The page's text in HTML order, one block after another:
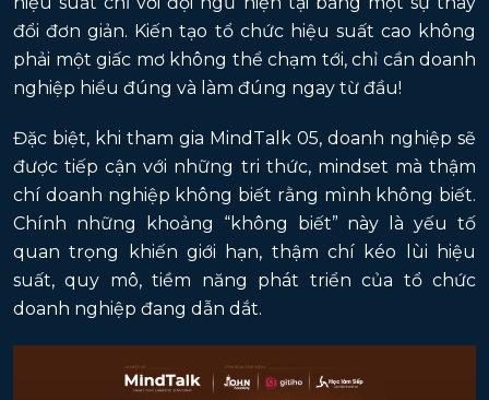
đổi đơn giản. Kiến tạo tổ chức hiệu suất cao không
phải một giấc mơ không thể chạm tới, chỉ cần doanh
nghiệp hiểu đúng và làm đúng ngay từ đầu!
Đặc biệt, khi tham gia MindTalk 05, doanh nghiệp sẽ
được tiếp cận với những tri thức, mindset mà thậm
chí doanh nghiệp không biết rằng mình không biết.
Chính những khoảng “không biết” này là yếu tố
quan trọng khiến giới hạn, thậm chí kéo lùi hiệu
suất, quy mô, tiềm năng phát triển của tổ chức
doanh nghiệp đang dẫn dắt.